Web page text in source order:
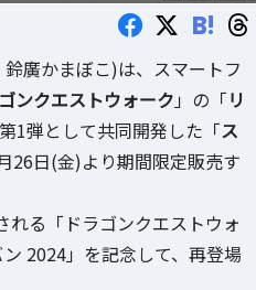
B!
廣かまぼこ)は、スマートフ
ンクエストウォーク 」の「リ
1弾として共同開発した「ス
26日(金)より期間限定販売す
る「ドラゴンクエストウォ
2024」を記念して、再登場